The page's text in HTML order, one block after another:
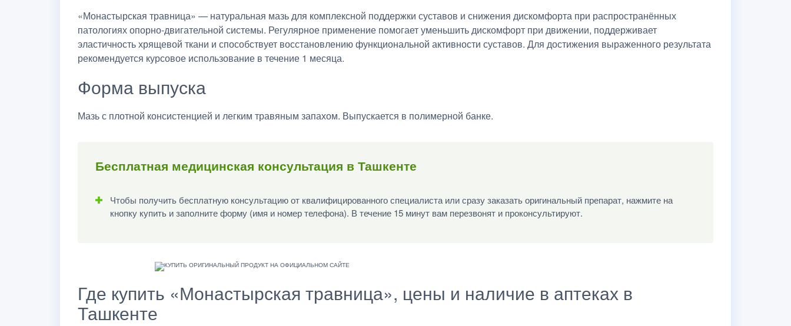
«Монастырская травница» — натуральная мазь для комплексной поддержки суставов и снижения дискомфорта при распространённых
патологиях опорно-двигательной системы. Регулярное применение помогает уменьшить дискомфорт при движении, поддерживает
эластичность хрящевой ткани и способствует восстановлению функциональной активности суставов. Для достижения выраженного результата
рекомендуется курсовое использование в течение 1 месяца.
Форма выпуска
Мазь с плотной консистенцией и легким травяным запахом. Выпускается в полимерной банке.
Бесплатная медицинская консультация в Ташкенте
Чтобы получить бесплатную консультацию от квалифицированного специалиста или сразу заказать оригинальный препарат, нажмите на
кнопку купить и заполните форму (имя и номер телефона). В течение 15 минут вам перезвонят и проконсультируют.
Где купить «Монастырская травница», цены и наличие в аптеках в
Ташкенте